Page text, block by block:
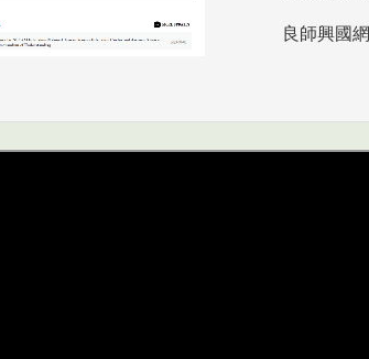
良師興國網